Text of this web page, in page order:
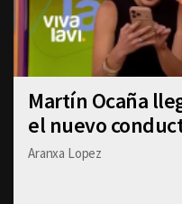
Martín Ocaña
el nuevo
Aranxa Lopez